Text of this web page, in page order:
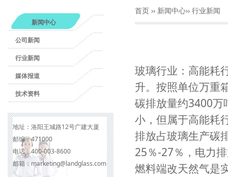
新闻中心
公司新闻
行业新闻
媒体报道
技术资料
地址： 洛阳王城路12号广建大厦
邮编：471000
电话：400-003-8600
邮箱： marketing@landglass.com
首页 ›› 新闻中心›› 行业新闻
玻璃行业：高能耗
升。按照单位万重
碳排放量约3400万
小，但属于高能耗
排放占玻璃生产碳
25％-27％，电力
燃料端改天然气是